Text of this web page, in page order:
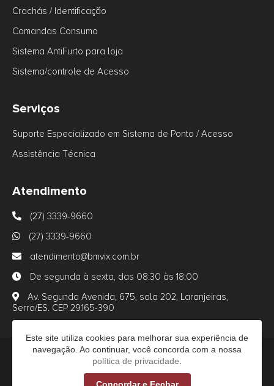
Crachás / Identificação
Comandas Consumo
Sistema AntiFurto para loja
Sistema/controle de Acesso
Serviços
Suporte Especializado em Sistema de Ponto / Acesso
Assistência Técnica
Atendimento
(27) 3339-9660
(27) 3339-9660
atendimento@bmvix.com.br
De segunda à sexta, das 08:30 às 18:00
Av. Segunda Avenida, 675, sala 202, Laranjeiras,
Serra/ES. CEP 29.165-390
BMVIX - Tecnologia © - 2026 - Todos os direitos
Este site utiliza cookies para melhorar sua experiência de
navegação. Ao continuar, você concorda com a nossa
política de privacidade